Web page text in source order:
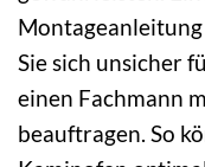
Sie sich unsicher
einen Fachmann
beauftragen. So